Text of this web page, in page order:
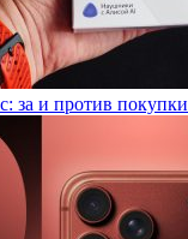
за и против покупки